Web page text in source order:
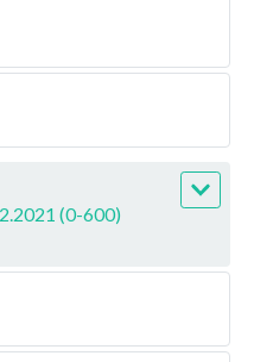
(0-600)